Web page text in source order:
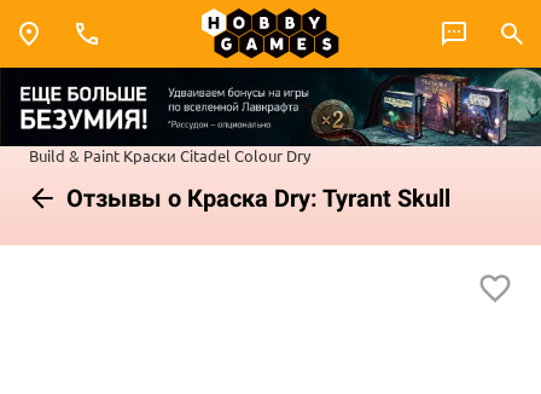
Build & Paint Краски Citadel Colour Dry
Отзывы о Краска Dry: Tyrant Skull